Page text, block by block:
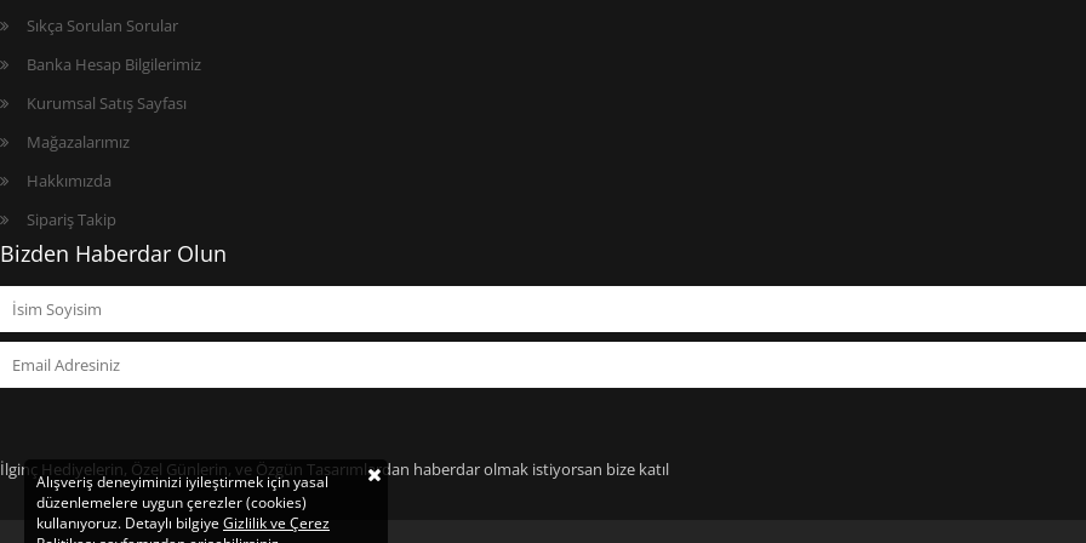
Sıkça Sorulan Sorular
Banka Hesap Bilgilerimiz
Kurumsal Satış Sayfası
Mağazalarımız
Hakkımızda
Sipariş Takip
Bizden Haberdar Olun
İlginç Hediyelerin, Özel Günlerin, ve Özgün Tasarımlardan haberdar olmak istiyorsan bize katıl
Alışveriş deneyiminizi iyileştirmek için yasal
düzenlemelere uygun çerezler (cookies)
kullanıyoruz. Detaylı bilgiyeGizlilik ve Çerez